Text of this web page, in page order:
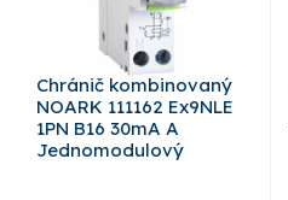
Chránič kombinovaný
NOARK 111162 Ex9NLE
1PN B16 30mA A
Jednomodulový